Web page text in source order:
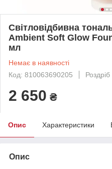
Світловідбивна
Ambient Soft Glow
мл
Немає в наявності
Код: 810063690205
Роздріб
2 650 ₴
Опис Характеристики
Опис